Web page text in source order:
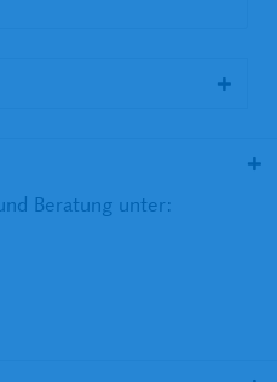
Beratung unter: